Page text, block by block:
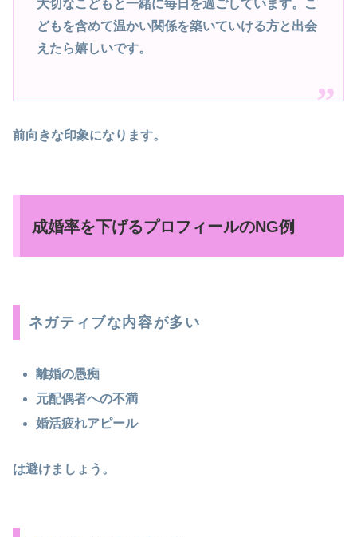
大切なこどもと一緒に毎日を過ごしています。こ
どもを含めて温かい関係を築いていける方と出会
えたら嬉しいです。
前向きな印象になります。
成婚率を下げるプロフィールのNG例
ネガティブな内容が多い
離婚の愚痴
元配偶者への不満
婚活疲れアピール
は避けましょう。